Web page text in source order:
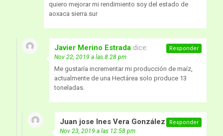
quiero mejorar mi rendimiento soy del estado de
aoxaca sierra.sur
Javier Merino Estrada dice:
Nov 22, 2019 a las 8:28 pm
Me gustaría incrementar mi producción de maíz,
actualmente de una Hectárea solo produce 13
toneladas.
Responder
Juan jose Ines Vera González dice:
Nov 23, 2019 a las 12:58 pm
Responder